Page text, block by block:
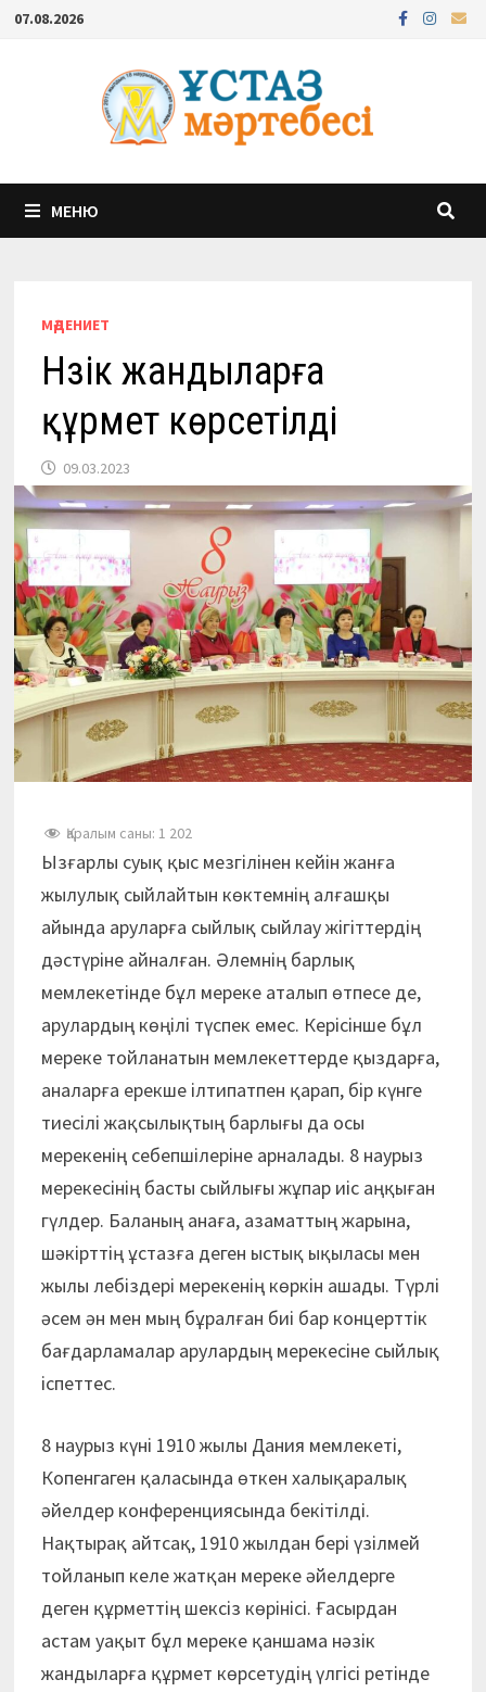
Перейти
содержимому
07.08.2026
МЕНЮ
МӘДЕНИЕТ
Нәзік жандыларға
құрмет көрсетілді
09.03.2023
Қаралым саны: 1 202
Ызғарлы суық қыс мезгілінен кейін жанға
жылулық сыйлайтын көктемнің алғашқы
айында аруларға сыйлық сыйлау жігіттердің
дәстүріне айналған. Әлемнің барлық
мемлекетінде бұл мереке аталып өтпесе де,
арулардың көңілі түспек емес. Керісінше бұл
мереке тойланатын мемлекеттерде қыздарға,
аналарға ерекше ілтипатпен қарап, бір күнге
тиесілі жақсылықтың барлығы да осы
мерекенің себепшілеріне арналады. 8 наурыз
мерекесінің басты сыйлығы жұпар иіс аңқыған
гүлдер. Баланың анаға, азаматтың жарына,
шәкірттің ұстазға деген ыстық ықыласы мен
жылы лебіздері мерекенің көркін ашады. Түрлі
әсем ән мен мың бұралған биі бар концерттік
бағдарламалар арулардың мерекесіне сыйлық
іспеттес.
8 наурыз күні 1910 жылы Дания мемлекеті,
Копенгаген қаласында өткен халықаралық
әйелдер конференциясында бекітілді.
Нақтырақ айтсақ, 1910 жылдан бері үзілмей
тойланып келе жатқан мереке әйелдерге
деген құрметтің шексіз көрінісі. Ғасырдан
астам уақыт бұл мереке қаншама нәзік
жандыларға құрмет көрсетудің үлгісі ретінде